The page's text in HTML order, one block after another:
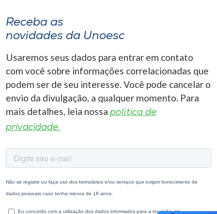
A+
Receba as
novidades da Unoesc
Usaremos seus dados para entrar em contato
com você sobre informações correlacionadas que
podem ser de seu interesse. Você pode cancelar o
envio da divulgação, a qualquer momento. Para
mais detalhes, leia nossa política de
privacidade.